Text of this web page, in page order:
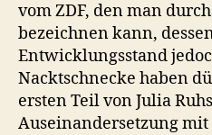
vom ZDF, den man
bezeichnen kann,
Entwicklungsstand
Nacktschnecke haben
ersten Teil von Julia
Auseinandersetzung